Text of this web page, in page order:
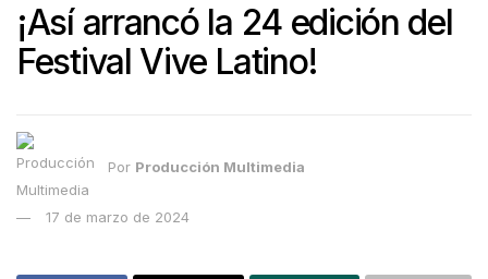
¡Así arrancó la 24 edición del
Festival Vive Latino!
Por Producción Multimedia
17 de marzo de 2024